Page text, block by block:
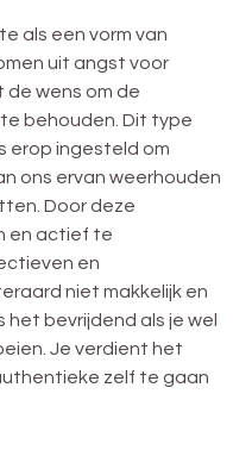
als een vorm van
uit angst voor
de wens om de
behouden. Dit type
erop ingesteld om
ons ervan weerhouden
Door deze
en actief te
en
niet makkelijk en
het bevrijdend als je wel
Je verdient het
zelf te gaan